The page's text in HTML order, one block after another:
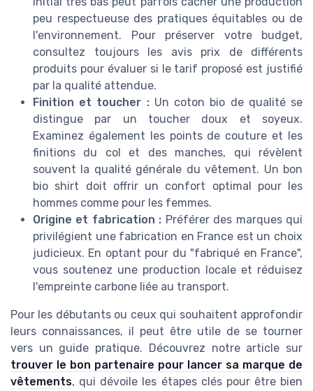
peu respectueuse des pratiques équitables ou de
l'environnement. Pour préserver votre budget,
consultez toujours les avis prix de différents
produits pour évaluer si le tarif proposé est justifié
par la qualité attendue.
Finition et toucher :Un coton bio de qualité se
distingue par un toucher doux et soyeux.
Examinez également les points de couture et les
finitions du col et des manches, qui révèlent
souvent la qualité générale du vêtement. Un bon
bio shirt doit offrir un confort optimal pour les
hommes comme pour les femmes.
Origine et fabrication : Préférer des marques qui
privilégient une fabrication en France est un choix
judicieux. En optant pour du "fabriqué en France",
vous soutenez une production locale et réduisez
l'empreinte carbone liée au transport.
Pour les débutants ou ceux qui souhaitent approfondir
leurs connaissances, il peut être utile de se tourner
vers un guide pratique. Découvrez notre article sur
trouver le bon partenaire pour lancer sa marque de
vêtements, qui dévoile les étapes clés pour être bien